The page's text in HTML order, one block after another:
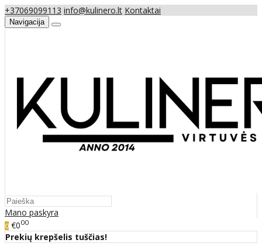
+37069099113 info@kulinero.lt Kontaktai
Navigacija
Mano paskyra
0 €000
Prekių krepšelis tuščias!